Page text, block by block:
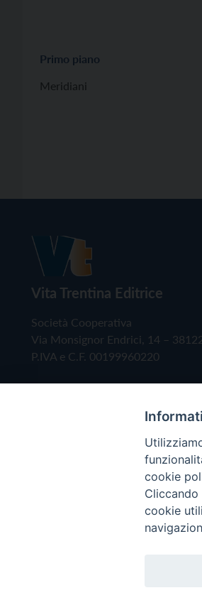
Primo piano
Meridiani
Vita Trentina Editrice
Società Cooperativa
Via Monsignor Endrici, 14 –
P.IVA e C.F. 00199960220
Copyright © 2019 - Tutti i
cookie
cookie